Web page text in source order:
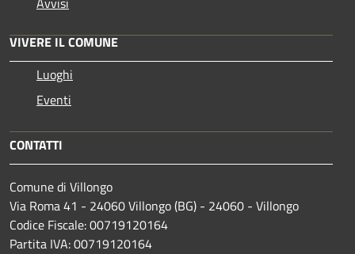
VIVERE IL COMUNE
Luoghi
Eventi
CONTATTI
Comune di Villongo
Via Roma 41 - 24060 Villongo (BG) - 24060 - Villongo
Codice Fiscale: 00719120164
Partita IVA: 00719120164